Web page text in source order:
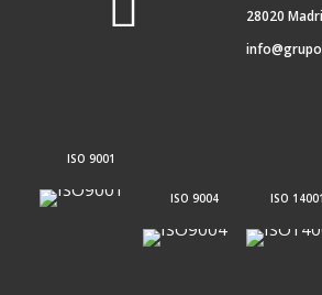
28020
ISO 9001
ISO 9004 ISO 14001